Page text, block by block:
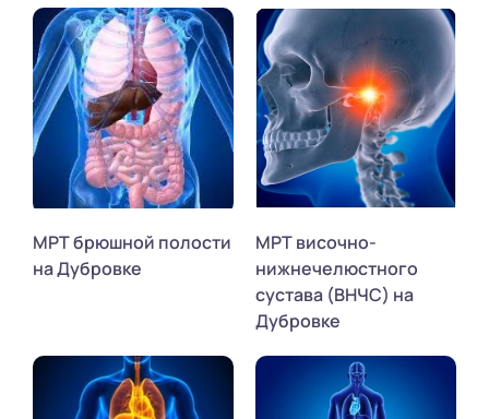
МРТ брюшной полости
на Дубровке
МРТ височно-
нижнечелюстного
сустава (ВНЧС) на
Дубровке